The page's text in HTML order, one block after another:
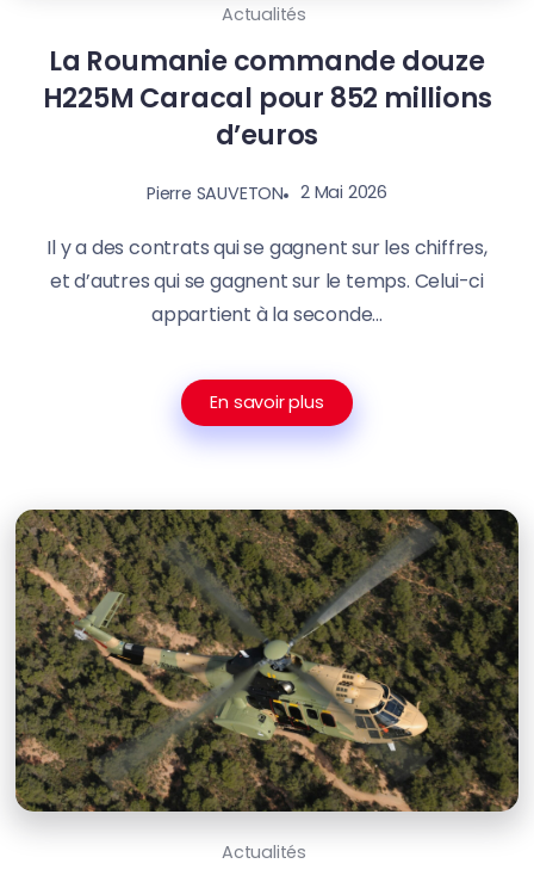
Actualités
La Roumanie commande douze
H225M Caracal pour 852 millions
d’euros
Pierre SAUVETON 2 Mai 2026
Il y a des contrats qui se gagnent sur les chiffres,
et d’autres qui se gagnent sur le temps. Celui-ci
appartient à la seconde...
En savoir plus
Actualités